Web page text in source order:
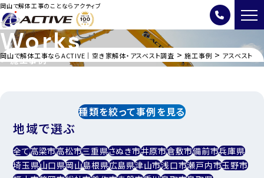
岡山で解体工事のことならアクティブ
Works
施工事例
岡山で解体工事ならACTIVE｜空き家解体・アスベスト調査 > 施工事例 > アスベスト
種類を絞って事例を見る
地域で選ぶ
全て高梁市高松市三重県さぬき市井原市倉敷市備前市兵庫県
埼玉県山口県岡山島根県広島県津山市浅口市瀬戸内市玉野市